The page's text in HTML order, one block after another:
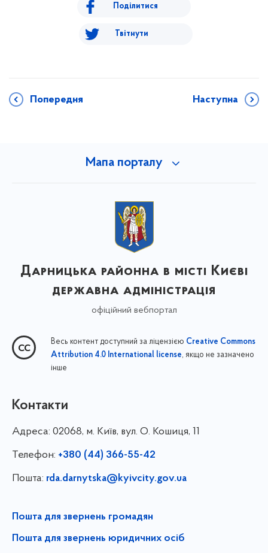
Поділитися
Твітнути
Попередня Наступна
Мапа порталу
Дарницька районна в місті Києві
державна адміністрація
офіційний вебпортал
Весь контент доступний за ліцензією Creative Commons
Attribution 4.0 International license, якщо не зазначено
інше
Контакти
Адреса: 02068, м. Київ, вул. О. Кошиця, 11
Телефон: +380 (44) 366-55-42
Пошта: rda.darnytska@kyivcity.gov.ua
Пошта для звернень громадян
Пошта для звернень юридичних осіб